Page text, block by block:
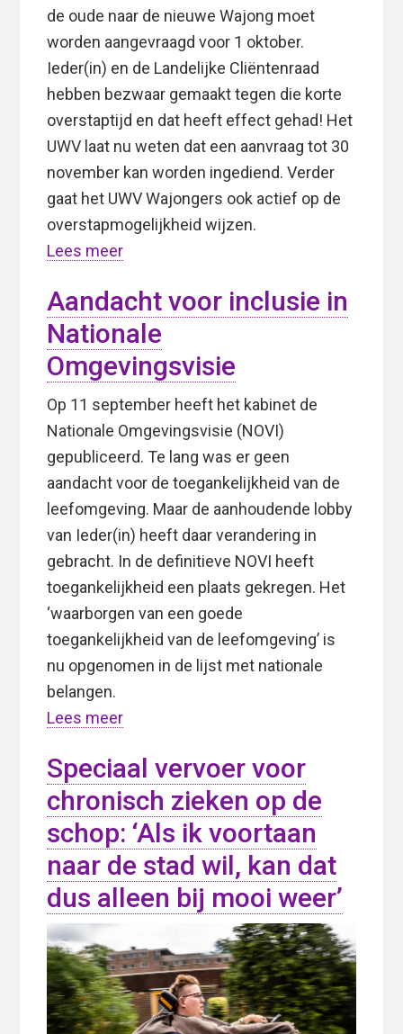
de oude naar de nieuwe Wajong moet
worden aangevraagd voor 1 oktober.
Ieder(in) en de Landelijke Cliëntenraad
hebben bezwaar gemaakt tegen die korte
overstaptijd en dat heeft effect gehad! Het
UWV laat nu weten dat een aanvraag tot 30
november kan worden ingediend. Verder
gaat het UWV Wajongers ook actief op de
overstapmogelijkheid wijzen.
Lees meer
Aandacht voor inclusie in
Nationale
Omgevingsvisie
Op 11 september heeft het kabinet de
Nationale Omgevingsvisie (NOVI)
gepubliceerd. Te lang was er geen
aandacht voor de toegankelijkheid van de
leefomgeving. Maar de aanhoudende lobby
van Ieder(in) heeft daar verandering in
gebracht. In de definitieve NOVI heeft
toegankelijkheid een plaats gekregen. Het
‘waarborgen van een goede
toegankelijkheid van de leefomgeving’ is
nu opgenomen in de lijst met nationale
belangen.
Lees meer
Speciaal vervoer voor
chronisch zieken op de
schop: ‘Als ik voortaan
naar de stad wil, kan dat
dus alleen bij mooi weer’